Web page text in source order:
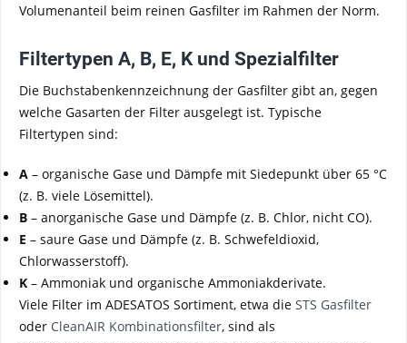
Volumenanteil beim reinen Gasfilter im Rahmen der Norm.
Filtertypen A, B, E, K und Spezialfilter
Die Buchstabenkennzeichnung der Gasfilter gibt an, gegen
welche Gasarten der Filter ausgelegt ist. Typische
Filtertypen sind:
A – organische Gase und Dämpfe mit Siedepunkt über 65 °C
(z. B. viele Lösemittel).
B – anorganische Gase und Dämpfe (z. B. Chlor, nicht CO).
E – saure Gase und Dämpfe (z. B. Schwefeldioxid,
Chlorwasserstoff).
K – Ammoniak und organische Ammoniakderivate.
Viele Filter im ADESATOS Sortiment, etwa die STS Gasfilter
oder CleanAIR Kombinationsfilter, sind als